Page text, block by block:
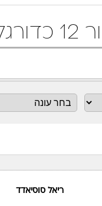
נבחרות ישראל בכדורסל
ריאל סוסיאדד